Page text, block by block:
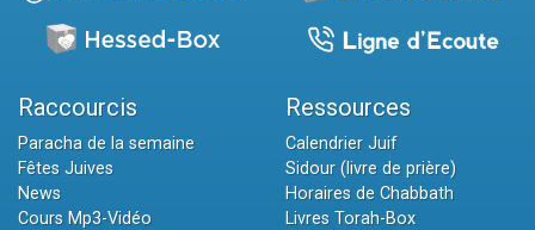
Raccourcis
Paracha de la semaine
Fêtes Juives
News
Cours Mp3-Vidéo
Ressources
Calendrier Juif
Sidour (livre de prière)
Horaires de Chabbath
Livres Torah-Box